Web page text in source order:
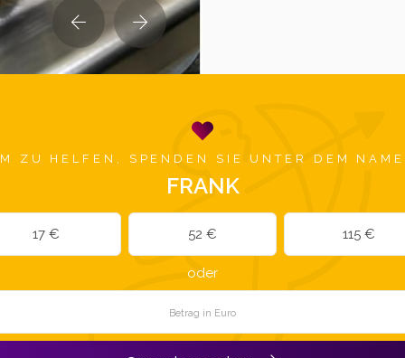
ZU HELFEN, SPENDEN SIE UNTER DEM
FRANK
17 € 52 € 115 €
oder